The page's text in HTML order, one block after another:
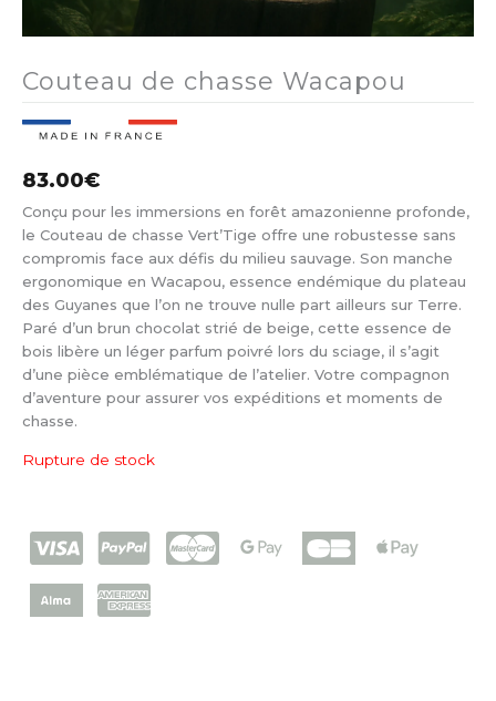
Couteau de chasse Wacapou
83.00€
Conçu pour les immersions en forêt amazonienne profonde,
le Couteau de chasse Vert’Tige offre une robustesse sans
compromis face aux défis du milieu sauvage. Son manche
ergonomique en Wacapou, essence endémique du plateau
des Guyanes que l’on ne trouve nulle part ailleurs sur Terre.
Paré d’un brun chocolat strié de beige, cette essence de
bois libère un léger parfum poivré lors du sciage, il s’agit
d’une pièce emblématique de l’atelier. Votre compagnon
d’aventure pour assurer vos expéditions et moments de
chasse.
Rupture de stock